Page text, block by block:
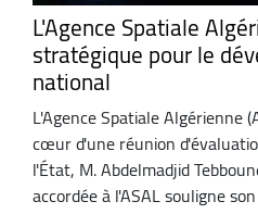
L'Agence Spatiale
stratégique pour le
national
L'Agence Spatiale Algérienne
cœur d'une réunion
l'État, M. Abdelmadjid
accordée à l'ASAL souligne